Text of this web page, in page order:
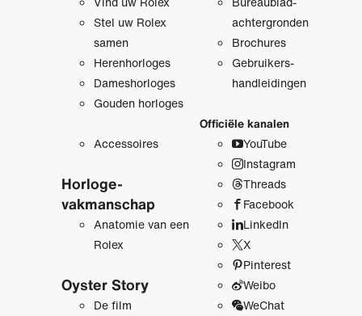
Stel uw Rolex
samen
Herenhorloges
Dameshorloges
Gouden horloges
Accessoires
Horloge­
vakmanschap
Anatomie van een
Rolex
Oyster Story
De film
achtergronden
Brochures
Gebruikers­
handleidingen
Officiële kanalen
YouTube
Instagram
Threads
Facebook
LinkedIn
X
Pinterest
Weibo
WeChat